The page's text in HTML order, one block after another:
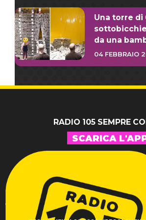
Una torre di
da una
04 FEBBRAIO
RADIO 105 SEMPRE
SCARICA